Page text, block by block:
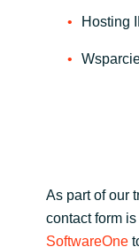
Hosting
As part of our
contact form
SoftwareOne